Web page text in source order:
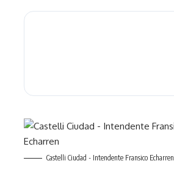
Castelli Ciudad - Intendente Fransico Echarren